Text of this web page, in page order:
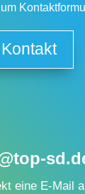
Kontakt
eine E-Mail